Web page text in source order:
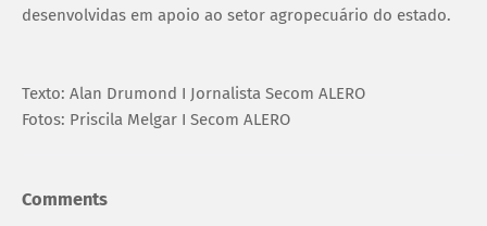
desenvolvidas em apoio ao setor agropecuário do estado.
Texto: Alan Drumond I Jornalista Secom ALERO
Fotos: Priscila Melgar I Secom ALERO
Comments